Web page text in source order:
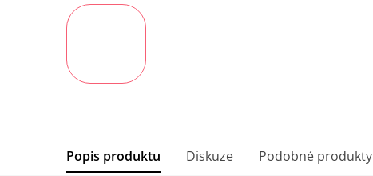
Popis produktu Diskuze Podobné produkty